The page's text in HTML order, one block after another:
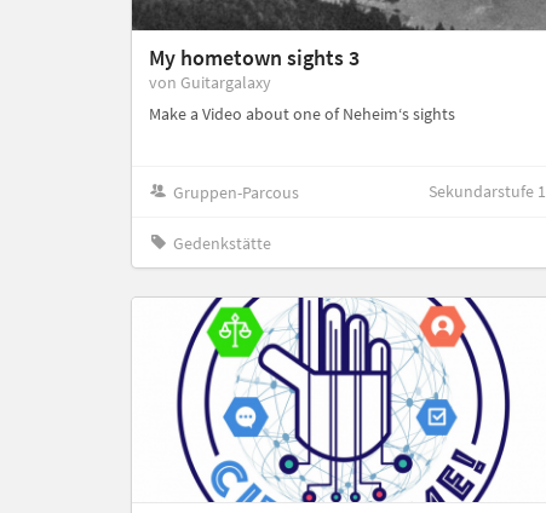
My hometown sights 3
von Guitargalaxy
Make a Video about one of Neheim‘s sights
Gruppen-Parcous Sekundarstufe 1
Gedenkstätte